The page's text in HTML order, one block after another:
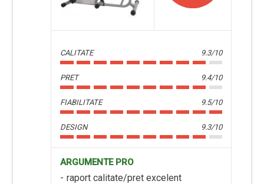
CALITATE 9.3/10
PRET 9.4/10
FIABILITATE 9.5/10
DESIGN 9.3/10
ARGUMENTE PRO
raport calitate/pret excelent